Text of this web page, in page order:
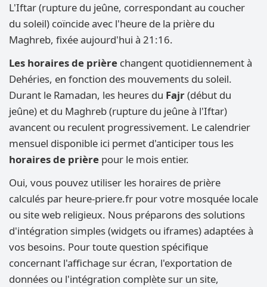
L'Iftar (rupture du jeûne, correspondant au coucher
du soleil) coïncide avec l'heure de la prière du
Maghreb, fixée aujourd'hui à 21:16.
Les horaires de prière changent quotidiennement à
Dehéries, en fonction des mouvements du soleil.
Durant le Ramadan, les heures du Fajr(début du
jeûne) et du Maghreb (rupture du jeûne à l'Iftar)
avancent ou reculent progressivement. Le calendrier
mensuel disponible ici permet d'anticiper tous les
horaires de prière pour le mois entier.
Oui, vous pouvez utiliser les horaires de prière
calculés par heure-priere.fr pour votre mosquée locale
ou site web religieux. Nous préparons des solutions
d'intégration simples (widgets ou iframes) adaptées à
vos besoins. Pour toute question spécifique
concernant l'affichage sur écran, l'exportation de
données ou l'intégration complète sur un site,